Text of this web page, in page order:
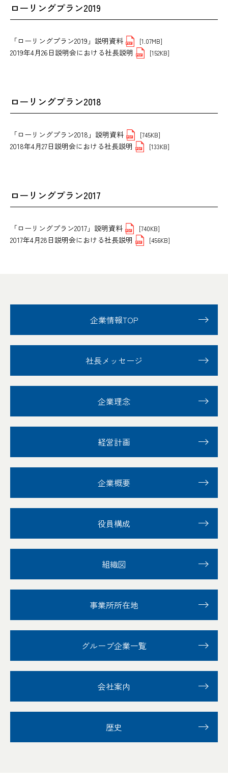
ローリングプラン2019
「ローリングプラン2019」説明資料 [1.07MB]
2019年4月26日説明会における社長説明 [152KB]
ローリングプラン2018
「ローリングプラン2018」説明資料 [745KB]
2018年4月27日説明会における社長説明 [133KB]
ローリングプラン2017
「ローリングプラン2017」説明資料 [740KB]
2017年4月28日説明会における社長説明 [456KB]
企業情報TOP
社長メッセージ
企業理念
経営計画
企業概要
役員構成
組織図
事業所所在地
グループ企業一覧
会社案内
歴史